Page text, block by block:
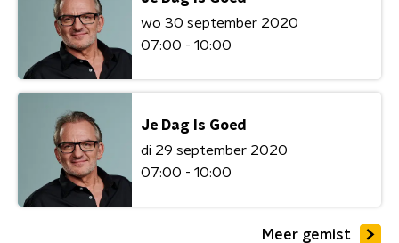
wo 30 september 2020
07:00 - 10:00
Je Dag Is Goed
di 29 september 2020
07:00 - 10:00
Meer gemist